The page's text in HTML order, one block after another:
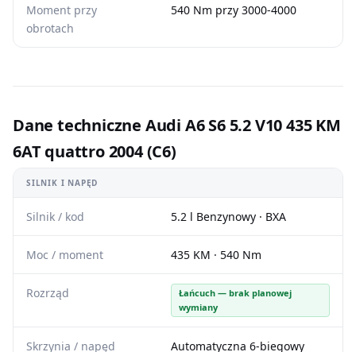
Moment przy
obrotach
540 Nm przy 3000-4000
Dane techniczne Audi A6 S6 5.2 V10 435 KM
6AT quattro 2004 (C6)
SILNIK I NAPĘD
Silnik / kod 5.2 l Benzynowy · BXA
Moc / moment 435 KM · 540 Nm
Rozrząd
Łańcuch — brak planowej
wymiany
Skrzynia / napęd Automatyczna 6-biegowy